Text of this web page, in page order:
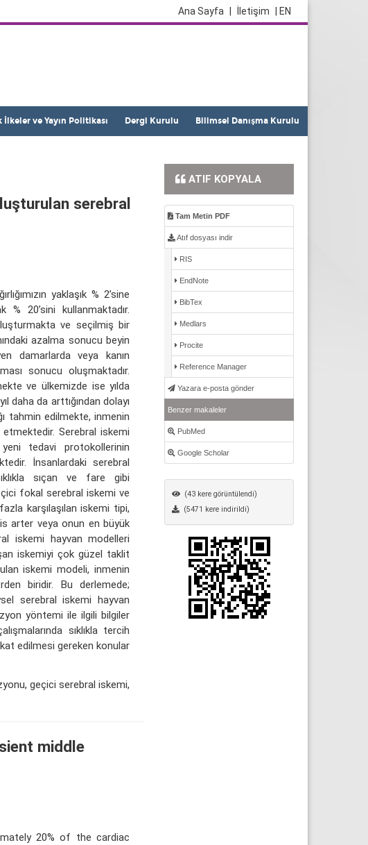
| EN
İletişim
Ana Sayfa
İlkeler ve Yayın Politikası Dergi Kurulu Bilimsel Danışma Kurulu
serebral
yaklaşık % 2’sine
% 20’sini kullanmaktadır.
ve seçilmiş bir
azalma sonucu beyin
damarlarda veya kanın
sonucu oluşmaktadır.
ve ülkemizde ise yılda
daha da arttığından dolayı
tahmin edilmekte, inmenin
Serebral iskemi
tedavi protokollerinin
İnsanlardaki serebral
sıçan ve fare gibi
fokal serebral iskemi ve
karşılaşılan iskemi tipi,
arter veya onun en büyük
iskemi hayvan modelleri
iskemiyi çok güzel taklit
iskemi modeli, inmenin
biridir. Bu derlemede;
serebral iskemi hayvan
yöntemi ile ilgili bilgiler
sıklıkla tercih
edilmesi gereken konular
geçici serebral iskemi,
middle
20% of the cardiac
ATIF KOPYALA
Tam Metin PDF
Atıf dosyası indir
RIS
EndNote
BibTex
Medlars
Procite
Reference Manager
Yazara e-posta gönder
Benzer makaleler
PubMed
Google Scholar
(43 kere görüntülendi)
(5471 kere indirildi)